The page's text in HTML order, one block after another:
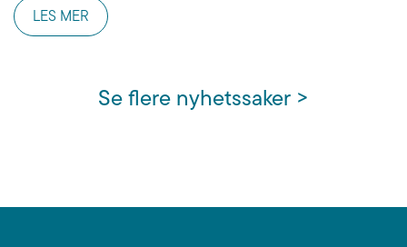
LES MER
Se flere nyhetssaker >